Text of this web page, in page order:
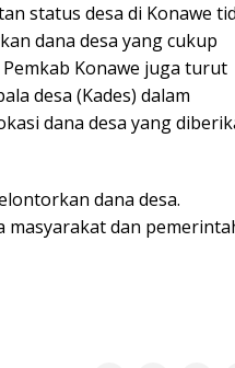
status desa di Konawe
dana desa yang cukup
Konawe juga turut
desa (Kades) dalam
dana desa yang
dana desa.
masyarakat dan